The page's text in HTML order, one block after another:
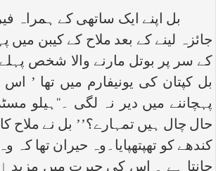
بل اپنے ایک ساتھی کے ہمراہ
جائزہ لینے کے بعد ملاح کے کیبن میں
کے سر پر بوتل مارنے والا شخص
بل کپتان کی یونیفارم میں تھا ’
پہچاننے میں دیر نہ لگی ۔‘‘ہیلو
حال چال ہیں تمہارے؟’’ بل نے ملاح
کندھے کو تھپتھپایا۔وہ حیران تھا کہ